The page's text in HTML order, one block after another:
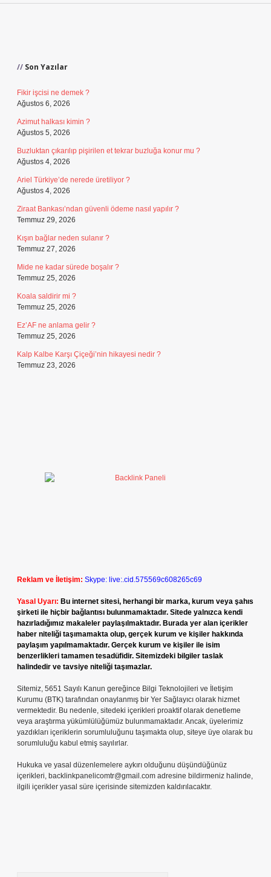
Son Yazılar
Fikir işcisi ne demek ?
Ağustos 6, 2026
Azimut halkası kimin ?
Ağustos 5, 2026
Buzluktan çıkarılıp pişirilen et tekrar buzluğa konur mu ?
Ağustos 4, 2026
Ariel Türkiye’de nerede üretiliyor ?
Ağustos 4, 2026
Ziraat Bankası’ndan güvenli ödeme nasıl yapılır ?
Temmuz 29, 2026
Kışın bağlar neden sulanır ?
Temmuz 27, 2026
Mide ne kadar sürede boşalır ?
Temmuz 25, 2026
Koala saldirir mi ?
Temmuz 25, 2026
Ez’AF ne anlama gelir ?
Temmuz 25, 2026
Kalp Kalbe Karşı Çiçeği’nin hikayesi nedir ?
Temmuz 23, 2026
Reklam ve İletişim: Skype: live:.cid.575569c608265c69
Yasal Uyarı: Bu internet sitesi, herhangi bir marka, kurum veya şahıs
şirketi ile hiçbir bağlantısı bulunmamaktadır. Sitede yalnızca kendi
hazırladığımız makaleler paylaşılmaktadır. Burada yer alan içerikler
haber niteliği taşımamakta olup, gerçek kurum ve kişiler hakkında
paylaşım yapılmamaktadır. Gerçek kurum ve kişiler ile isim
benzerlikleri tamamen tesadüfidir. Sitemizdeki bilgiler taslak
halindedir ve tavsiye niteliği taşımazlar.
Sitemiz, 5651 Sayılı Kanun gereğince Bilgi Teknolojileri ve İletişim
Kurumu (BTK) tarafından onaylanmış bir Yer Sağlayıcı olarak hizmet
vermektedir. Bu nedenle, sitedeki içerikleri proaktif olarak denetleme
veya araştırma yükümlülüğümüz bulunmamaktadır. Ancak, üyelerimiz
yazdıkları içeriklerin sorumluluğunu taşımakta olup, siteye üye olarak bu
sorumluluğu kabul etmiş sayılırlar.
Hukuka ve yasal düzenlemelere aykırı olduğunu düşündüğünüz
içerikleri, backlinkpanelicomtr@gmail.com adresine bildirmeniz halinde,
ilgili içerikler yasal süre içerisinde sitemizden kaldırılacaktır.